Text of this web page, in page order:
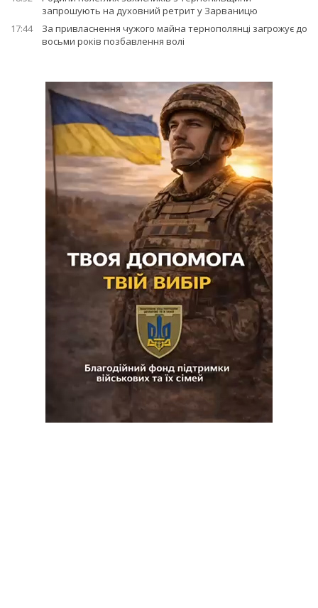
запрошують на духовний ретрит у Зарваницю
17:44
За привласнення чужого майна тернополянці загрожує до
восьми років позбавлення волі